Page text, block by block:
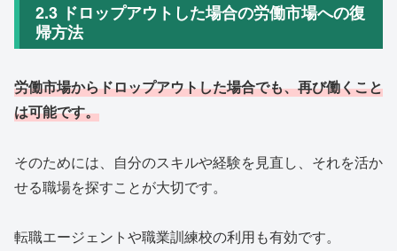
2.3 ドロップアウトした場合の労働市場への復
帰方法
労働市場からドロップアウトした場合でも、再び働くこと
は可能です。
そのためには、自分のスキルや経験を見直し、それを活か
せる職場を探すことが大切です。
転職エージェントや職業訓練校の利用も有効です。